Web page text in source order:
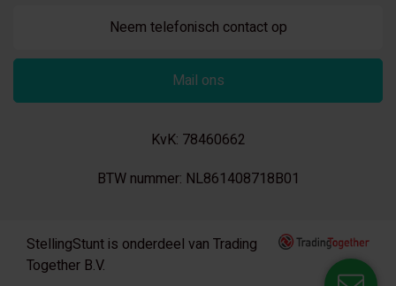
Neem telefonisch contact op
Mail ons
KvK: 78460662
BTW nummer: NL861408718B01
StellingStunt is onderdeel van Trading
Together B.V.